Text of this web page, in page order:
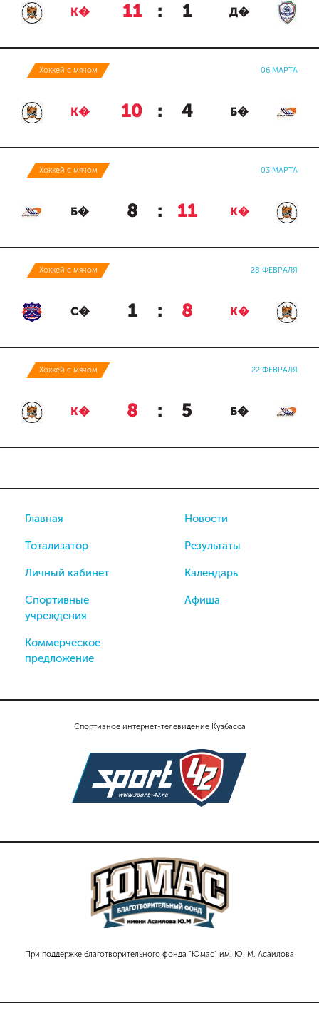
К� 11 : 1 Д�
Хоккей с мячом 06 МАРТА
К� 10 : 4 Б�
Хоккей с мячом 03 МАРТА
Б� 8 : 11 К�
Хоккей с мячом 28 ФЕВРАЛЯ
С� 1 : 8 К�
Хоккей с мячом 22 ФЕВРАЛЯ
К� 8 : 5 Б�
Спортивное интернет-телевидение Кузбасса
При поддержке благотворительного фонда "Юмас" им. Ю. М. Асаилова
Главная
Тотализатор
Личный кабинет
Спортивные
учреждения
Коммерческое
предложение
Новости
Результаты
Календарь
Афиша